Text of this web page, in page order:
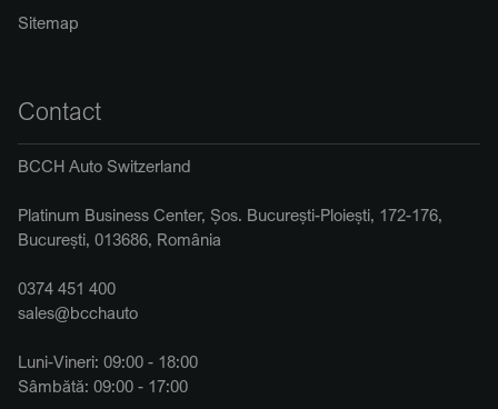
Sitemap
Contact
BCCH Auto Switzerland
Platinum Business Center, Șos. București-Ploiești, 172-176,
București, 013686, România
0374 451 400
sales@bcchauto
Luni-Vineri: 09:00 - 18:00
Sâmbătă: 09:00 - 17:00